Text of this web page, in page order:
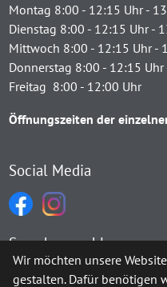
Montag 8:00 - 12:15 Uhr -
Dienstag 8:00 - 12:15 Uhr -
Mittwoch 8:00 - 12:15 Uhr -
Donnerstag 8:00 - 12:15
Freitag 8:00 - 12:00 Uhr
Öffnungszeiten der
Social Media
Sprachauswahl
Wir möchten unsere
gestalten. Dafür benötigen